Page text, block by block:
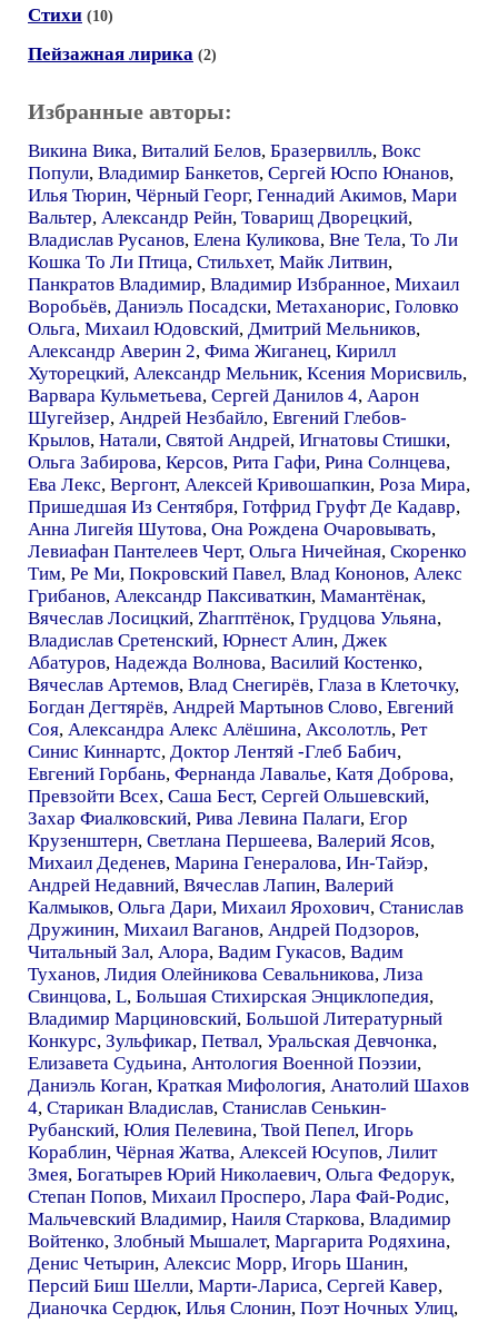
Стихи (10)
Пейзажная лирика (2)
Избранные авторы:
Викина Вика, Виталий Белов, Бразервилль, Вокс
Попули, Владимир Банкетов, Сергей Юспо Юнанов,
Илья Тюрин, Чёрный Георг, Геннадий Акимов, Мари
Вальтер, Александр Рейн, Товарищ Дворецкий,
Владислав Русанов, Елена Куликова, Вне Тела, То Ли
Кошка То Ли Птица, Стильхет, Майк Литвин,
Панкратов Владимир, Владимир Избранное, Михаил
Воробьёв, Даниэль Посадски, Метаханорис, Головко
Ольга, Михаил Юдовский, Дмитрий Мельников,
Александр Аверин 2, Фима Жиганец, Кирилл
Хуторецкий, Александр Мельник, Ксения Морисвиль,
Варвара Кульметьева, Сергей Данилов 4, Аарон
Шугейзер, Андрей Незбайло, Евгений Глебов-
Крылов, Натали, Святой Андрей, Игнатовы Стишки,
Ольга Забирова, Керсов, Рита Гафи, Рина Солнцева,
Ева Лекс, Вергонт, Алексей Кривошапкин, Роза Мира,
Пришедшая Из Сентября, Готфрид Груфт Де Кадавр,
Анна Лигейя Шутова, Она Рождена Очаровывать,
Левиафан Пантелеев Черт, Ольга Ничейная, Скоренко
Тим, Ре Ми, Покровский Павел, Влад Кононов, Алекс
Грибанов, Александр Паксиваткин, Мамантёнак,
Вячеслав Лосицкий, Zharптёнок, Грудцова Ульяна,
Владислав Сретенский, Юрнест Алин, Джек
Абатуров, Надежда Волнова, Василий Костенко,
Вячеслав Артемов, Влад Снегирёв, Глаза в Клеточку,
Богдан Дегтярёв, Андрей Мартынов Слово, Евгений
Соя, Александра Алекс Алёшина, Аксолотль, Рет
Синис Киннартс, Доктор Лентяй -Глеб Бабич,
Евгений Горбань, Фернанда Лавалье, Катя Доброва,
Превзойти Всех, Саша Бест, Сергей Ольшевский,
Захар Фиалковский, Рива Левина Палаги, Егор
Крузенштерн, Светлана Першеева, Валерий Ясов,
Михаил Деденев, Марина Генералова, Ин-Тайэр,
Андрей Недавний, Вячеслав Лапин, Валерий
Калмыков, Ольга Дари, Михаил Ярохович, Станислав
Дружинин, Михаил Ваганов, Андрей Подзоров,
Читальный Зал, Алора, Вадим Гукасов, Вадим
Туханов, Лидия Олейникова Севальникова, Лиза
Свинцова, L, Большая Стихирская Энциклопедия,
Владимир Марциновский, Большой Литературный
Конкурс, Зульфикар, Петвал, Уральская Девчонка,
Елизавета Судьина, Антология Военной Поэзии,
Даниэль Коган, Краткая Мифология, Анатолий Шахов
4, Старикан Владислав, Станислав Сенькин-
Рубанский, Юлия Пелевина, Твой Пепел, Игорь
Кораблин, Чёрная Жатва, Алексей Юсупов, Лилит
Змея, Богатырев Юрий Николаевич, Ольга Федорук,
Степан Попов, Михаил Просперо, Лара Фай-Родис,
Мальчевский Владимир, Наиля Старкова, Владимир
Войтенко, Злобный Мышалет, Маргарита Родяхина,
Денис Четырин, Алексис Морр, Игорь Шанин,
Персий Биш Шелли, Марти-Лариса, Сергей Кавер,
Дианочка Сердюк, Илья Слонин, Поэт Ночных Улиц,